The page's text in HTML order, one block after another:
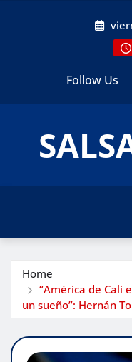
Follow Us
Home
“América de Cali
un sueño”: Hernán